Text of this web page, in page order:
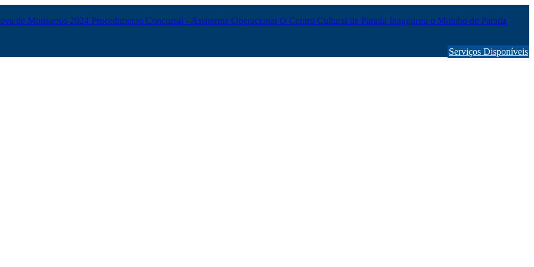
de Monsarros 2024 Procedimento Concursal - Assistente Operacional O Centro Cultural de Parada Inaugurou o Moinho de Parada
Serviços Disponíveis